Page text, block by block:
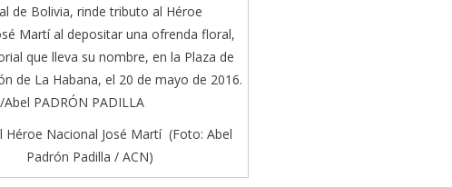
Héroe Nacional José Martí (Foto: Abel
Padrón Padilla / ACN)